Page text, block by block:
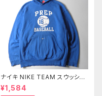
ナイキ NIKE TEAM スウッシュ
刺繍入 ベースボールチームプリ
ントスウェットパーカー プルオー
¥1,584